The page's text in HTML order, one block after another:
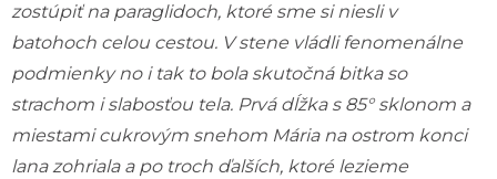
zostúpiť na paraglidoch, ktoré sme si niesli v
batohoch celou cestou. V stene vládli fenomenálne
podmienky no i tak to bola skutočná bitka so
strachom i slabosťou tela. Prvá dĺžka s 85° sklonom a
miestami cukrovým snehom Mária na ostrom konci
lana zohriala a po troch ďalších, ktoré lezieme